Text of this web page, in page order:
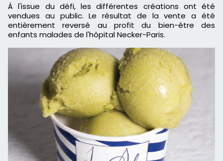
À l'issue du défi, les différentes créations ont été
vendues au public. Le résultat de lavente a été
entièrementreversé au profit du bien-être des
enfants malades de l'hôpital Necker-Paris.